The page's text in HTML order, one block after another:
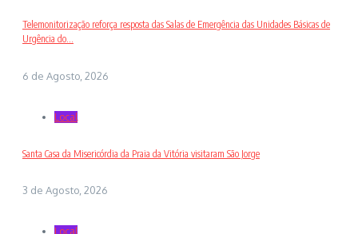
Telemonitorização reforça resposta das Salas de Emergência das Unidades Básicas de
Urgência do...
6 de Agosto, 2026
Local
Santa Casa da Misericórdia da Praia da Vitória visitaram São Jorge
3 de Agosto, 2026
Local